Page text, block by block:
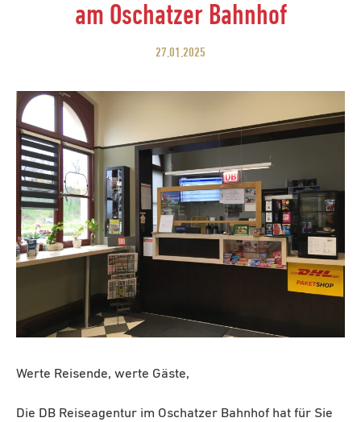
am Oschatzer Bahnhof
27.01.2025
Werte Reisende, werte Gäste,
Die DB Reiseagentur im Oschatzer Bahnhof hat für Sie